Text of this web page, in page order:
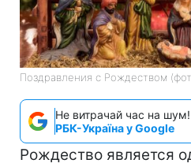
Поздравления с Рождеством
Не витрачай час на шум!
РБК-Україна у Google
Рождество является